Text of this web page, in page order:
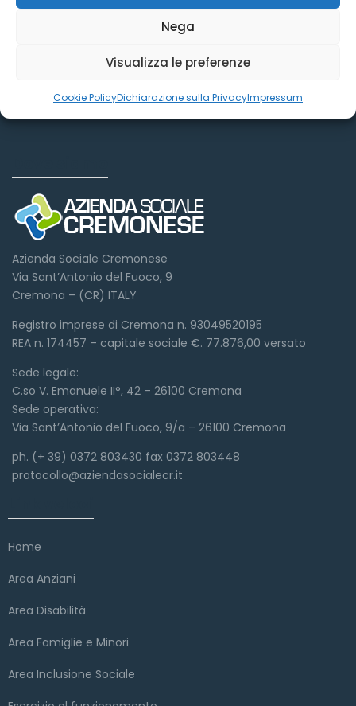
Nega
Visualizza le preferenze
Cookie PolicyDichiarazione sulla PrivacyImpressum
Azienda Sociale Cremonese
Via Sant’Antonio del Fuoco, 9
Cremona – (CR) ITALY
Registro imprese di Cremona n. 93049520195
REA n. 174457 – capitale sociale €. 77.876,00 versato
Sede legale:
C.so V. Emanuele II°, 42 – 26100 Cremona
Sede operativa:
Via Sant’Antonio del Fuoco, 9/a – 26100 Cremona
ph. (+ 39) 0372 803430 fax 0372 803448
protocollo@aziendasocialecr.it
Home
Area Anziani
Area Disabilità
Area Famiglie e Minori
Area Inclusione Sociale